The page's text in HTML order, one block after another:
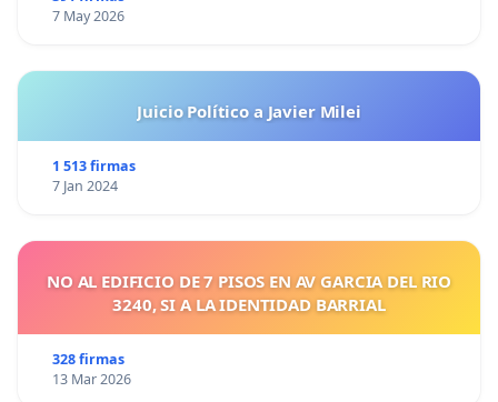
7 May 2026
Juicio Político a Javier Milei
1 513 firmas
7 Jan 2024
NO AL EDIFICIO DE 7 PISOS EN AV GARCIA DEL RIO
3240, SI A LA IDENTIDAD BARRIAL
328 firmas
13 Mar 2026